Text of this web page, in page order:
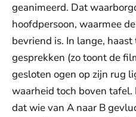
geanimeerd. Dat
hoofdpersoon, waarmee
bevriend is. In lange,
gesprekken (zo toont de
gesloten ogen op zijn rug
waarheid toch boven
dat wie van A naar B